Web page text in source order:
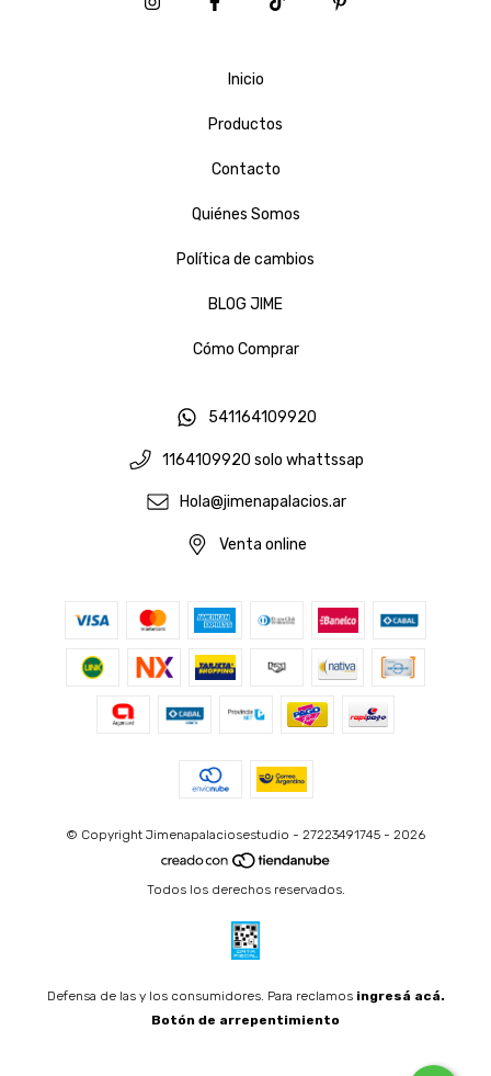
Inicio
Productos
Contacto
Quiénes Somos
Política de cambios
BLOG JIME
Cómo Comprar
541164109920
1164109920 solo whattssap
Hola@jimenapalacios.ar
Venta online
© Copyright Jimenapalaciosestudio - 27223491745 - 2026
Todos los derechos reservados.
Defensa de las y los consumidores. Para reclamos ingresá acá.
Botón de arrepentimiento